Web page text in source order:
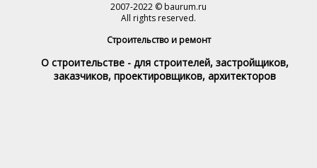
2007-2022 © baurum.ru
All rights reserved.
Строительство и ремонт
О строительстве - для строителей, застройщиков,
заказчиков, проектировщиков, архитекторов